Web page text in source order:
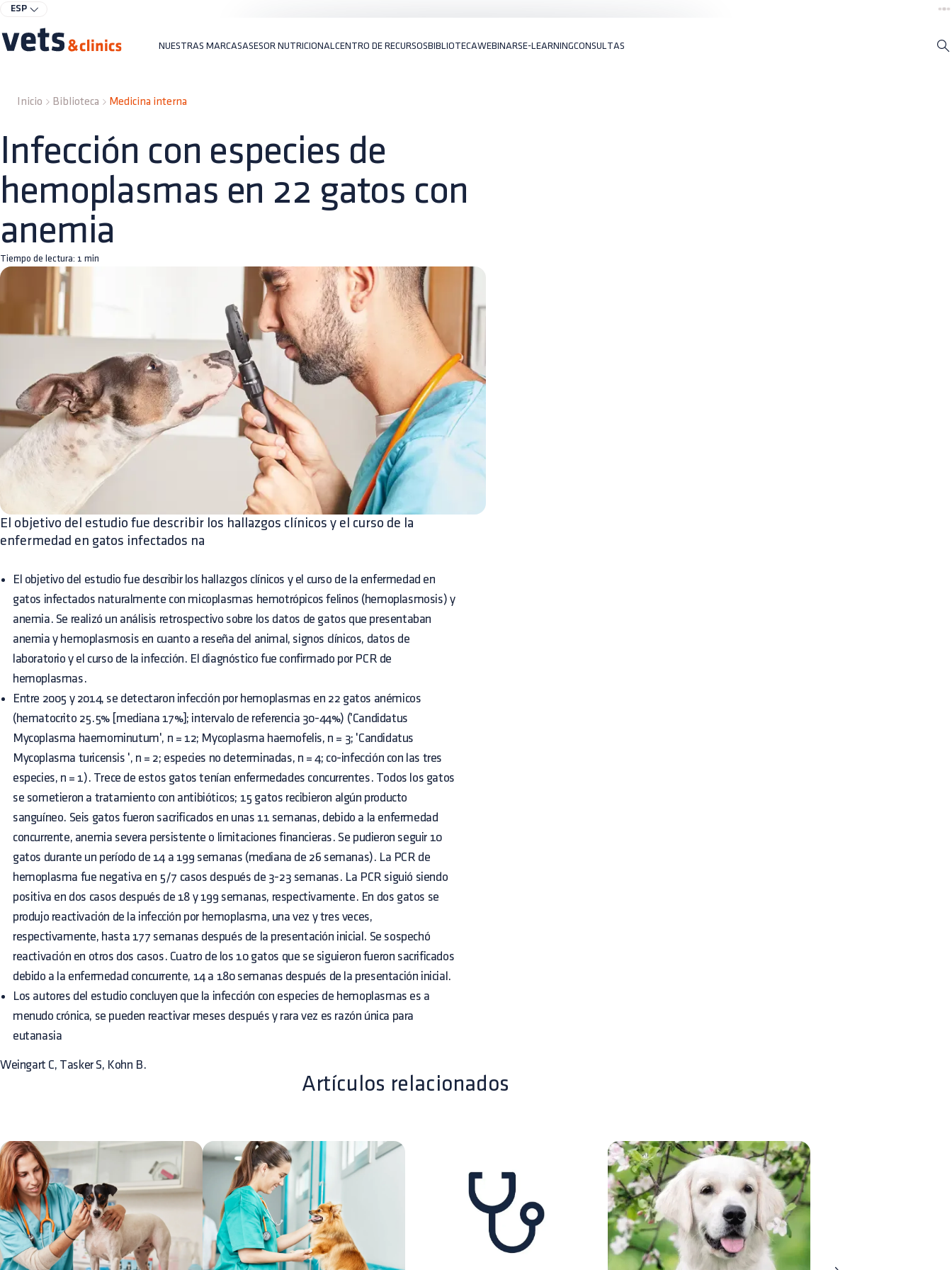
ESP
NUESTRAS MARCASASESOR NUTRICIONAL CENTRO DE RECURSOSBIBLIOTECAWEBINARSE-LEARNINGCONSULTAS
Inicio Biblioteca Medicina interna
Infección con especies de
hemoplasmas en 22 gatos con
anemia
Tiempo de lectura: 1 min
El objetivo del estudio fue describir los hallazgos clínicos y el curso de la
enfermedad en gatos infectados na
El objetivo del estudio fue describir los hallazgos clínicos y el curso de la enfermedad en
gatos infectados naturalmente con micoplasmas hemotrópicos felinos (hemoplasmosis) y
anemia. Se realizó un análisis retrospectivo sobre los datos de gatos que presentaban
anemia y hemoplasmosis en cuanto a reseña del animal, signos clínicos, datos de
laboratorio y el curso de la infección. El diagnóstico fue confirmado por PCR de
hemoplasmas.
Entre 2005 y 2014, se detectaron infección por hemoplasmas en 22 gatos anémicos
(hematocrito 25.5% [mediana 17%]; intervalo de referencia 30-44%) ('Candidatus
Mycoplasma haemominutum', n = 12; Mycoplasma haemofelis, n = 3; 'Candidatus
Mycoplasma turicensis ', n = 2; especies no determinadas, n = 4; co-infección con las tres
especies, n = 1). Trece de estos gatos tenían enfermedades concurrentes. Todos los gatos
se sometieron a tratamiento con antibióticos; 15 gatos recibieron algún producto
sanguíneo. Seis gatos fueron sacrificados en unas 11 semanas, debido a la enfermedad
concurrente, anemia severa persistente o limitaciones financieras. Se pudieron seguir 10
gatos durante un período de 14 a 199 semanas (mediana de 26 semanas). La PCR de
hemoplasma fue negativa en 5/7 casos después de 3-23 semanas. La PCR siguió siendo
positiva en dos casos después de 18 y 199 semanas, respectivamente. En dos gatos se
produjo reactivación de la infección por hemoplasma, una vez y tres veces,
respectivamente, hasta 177 semanas después de la presentación inicial. Se sospechó
reactivación en otros dos casos. Cuatro de los 10 gatos que se siguieron fueron sacrificados
debido a la enfermedad concurrente, 14 a 180 semanas después de la presentación inicial.
Los autores del estudio concluyen que la infección con especies de hemoplasmas es a
menudo crónica, se pueden reactivar meses después y rara vez es razón única para
eutanasia
Weingart C, Tasker S, Kohn B.
Artículos relacionados